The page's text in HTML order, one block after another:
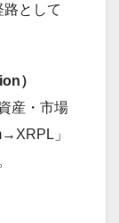
として
）
産・市場
」